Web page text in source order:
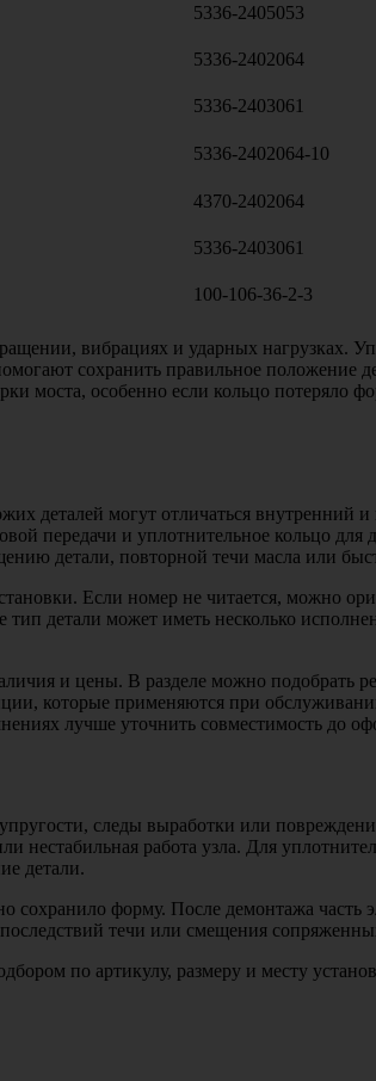
5336-2405053
5336-2402064
5336-2403061
5336-2402064-10
4370-2402064
5336-2403061
100-106-36-2-3
вибрациях и ударных нагрузках.
сохранить правильное положение
моста, особенно если кольцо
деталей могут отличаться
передачи и уплотнительное кольцо для
детали, повторной течи масла или
Если номер не читается, можно
детали может иметь несколько
и цены. В разделе можно подобрать
которые применяются при
лучше уточнить совместимость до
следы выработки или
нестабильная работа узла. Для
детали.
сохранило форму. После демонтажа
течи или смещения
по артикулу, размеру и месту